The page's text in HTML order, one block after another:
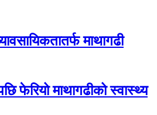
माथागढी
फेरियो माथागढीको स्वास्थ्य